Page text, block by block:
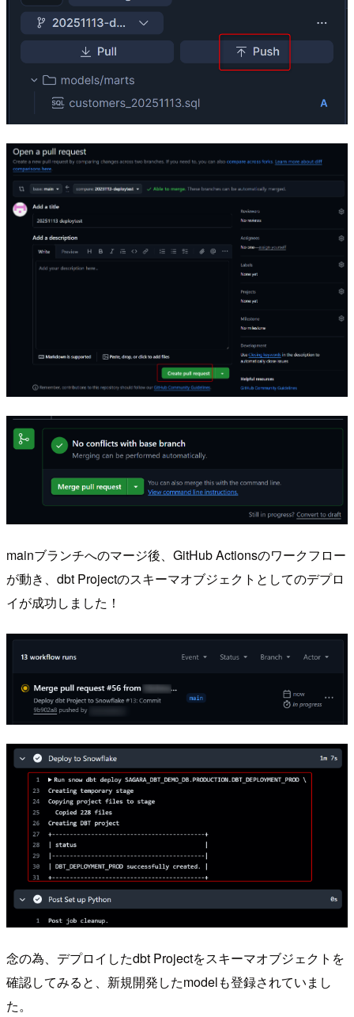
mainブランチへのマージ後、GitHub Actionsのワークフロー
が動き、dbt Projectのスキーマオブジェクトとしてのデプロ
イが成功しました！
念の為、デプロイしたdbt Projectをスキーマオブジェクトを
確認してみると、新規開発したmodelも登録されていまし
た。